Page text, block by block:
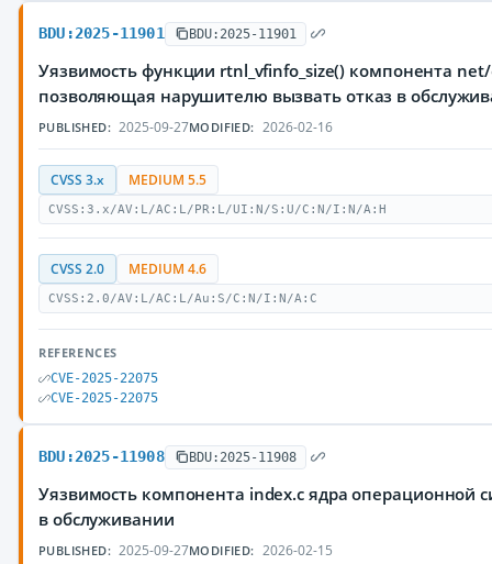
BDU:2025-11901 BDU:2025-11901
Уязвимость функции rtnl_vfinfo_size() компонента
позволяющая нарушителю вызвать отказ в
PUBLISHED: 2025-09-27MODIFIED: 2026-02-16
CVSS 3.x MEDIUM 5.5
CVSS:3.x/AV:L/AC:L/PR:L/UI:N/S:U/C:N/I:N/A:H
CVSS 2.0 MEDIUM 4.6
CVSS:2.0/AV:L/AC:L/Au:S/C:N/I:N/A:C
REFERENCES
CVE-2025-22075
CVE-2025-22075
BDU:2025-11908 BDU:2025-11908
Уязвимость компонента index.c ядра
в обслуживании
PUBLISHED: 2025-09-27MODIFIED: 2026-02-15